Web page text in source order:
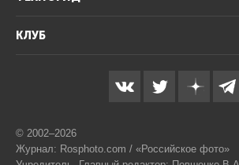
КЛУБ
© 2002–2026
Журнал: Rosphoto.com / «Российское фото»